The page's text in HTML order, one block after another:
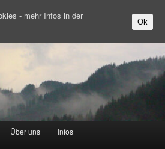
Über uns Infos
- mehr Infos in der
Ok